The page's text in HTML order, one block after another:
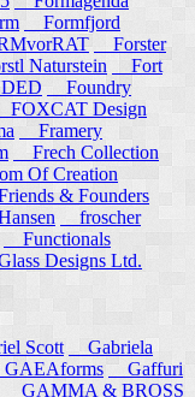
Formfjord
Forster
Naturstein
Fort
Foundry
FOXCAT Design
Framery
Frech Collection
Of Creation
& Founders
froscher
Functionals
Designs Ltd.
Scott
Gabriela
Gaffuri
GAMMA & BROSS